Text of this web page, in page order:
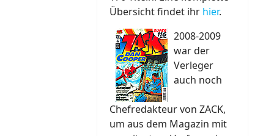
Übersicht findet ihr hier.
2008-2009
war der
Verleger
auch noch
Chefredakteur von ZACK,
um aus dem Magazin mit